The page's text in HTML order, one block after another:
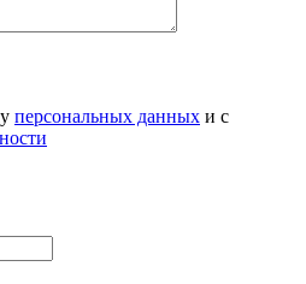
персональных данных и с